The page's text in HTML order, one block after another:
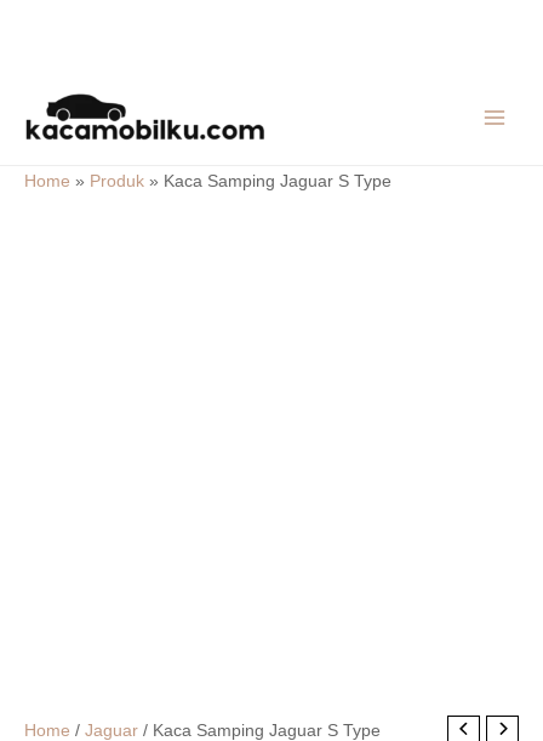
content
Home » Produk » Kaca Samping Jaguar S Type
Home / Jaguar / Kaca Samping Jaguar S Type